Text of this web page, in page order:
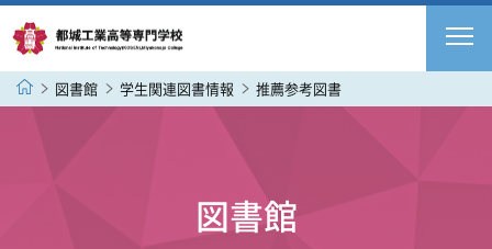
図書館 学生関連図書情報 推薦参考図書
図書館